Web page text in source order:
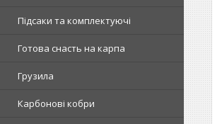
Підсаки та комплектуючі
Готова снасть на карпа
Грузила
Карбонові кобри